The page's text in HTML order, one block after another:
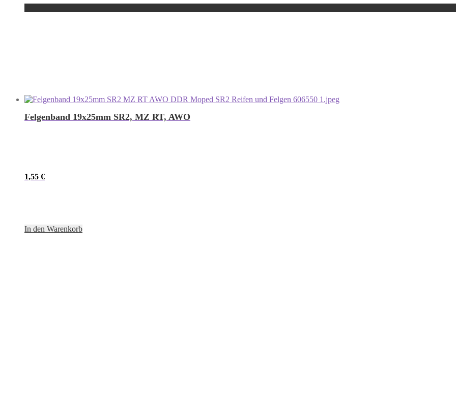
Felgenband 19x25mm SR2, MZ RT, AWO
1,55 €
In den Warenkorb